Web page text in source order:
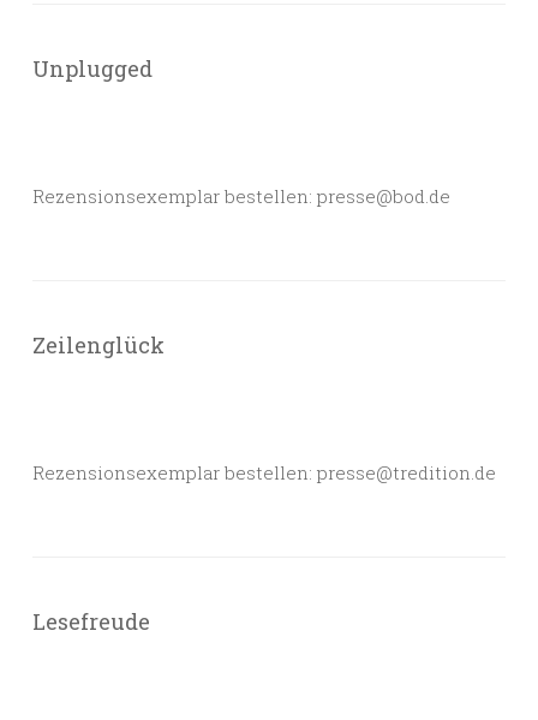
Unplugged
Rezensionsexemplar bestellen: presse@bod.de
Zeilenglück
Rezensionsexemplar bestellen: presse@tredition.de
Lesefreude